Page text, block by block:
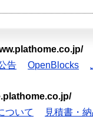
告 OpenBlocks
ついて
見積書・